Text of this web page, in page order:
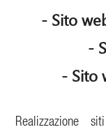
- Sito
-
- Sito
Realizzazione